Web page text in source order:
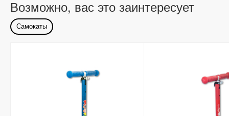
Возможно, вас это заинтересует
Самокаты